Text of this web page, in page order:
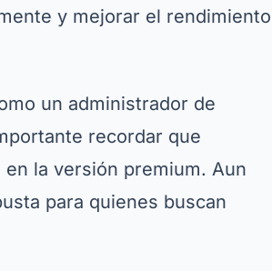
y mejorar el rendimiento
un administrador de
recordar que
la versión premium. Aun
para quienes buscan